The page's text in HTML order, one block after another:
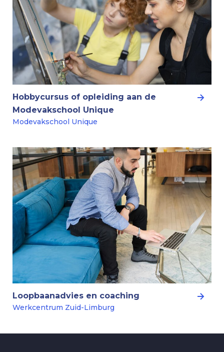
Hobbycursus of opleiding aan de
Modevakschool Unique
Modevakschool Unique
Loopbaanadvies en coaching
Werkcentrum Zuid-Limburg